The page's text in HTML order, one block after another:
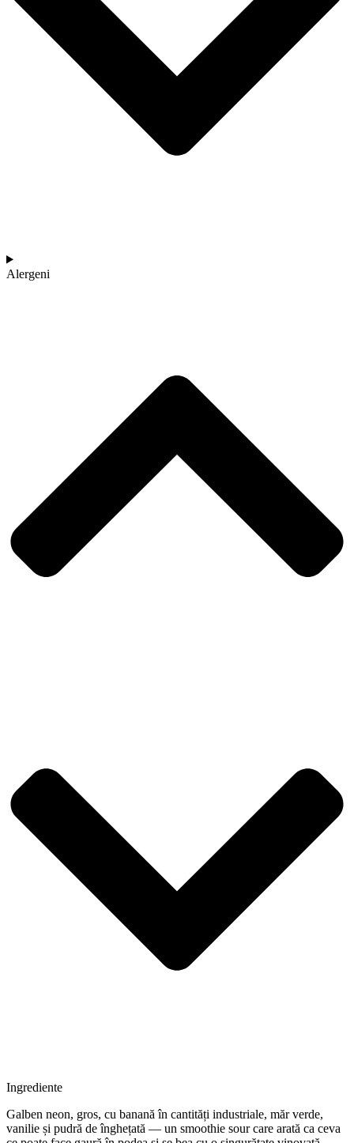
Alergeni
Ingrediente
Galben neon, gros, cu banană în cantități industriale, măr verde,
vanilie și pudră de înghețată — un smoothie sour care arată ca ceva